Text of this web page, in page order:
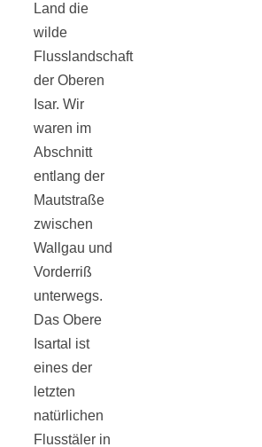
Land die
wilde
Flusslandschaft
der Oberen
Isar. Wir
waren im
Abschnitt
entlang der
Mautstraße
zwischen
Wallgau und
Vorderriß
unterwegs.
Das Obere
Isartal ist
eines der
letzten
natürlichen
Flusstäler in